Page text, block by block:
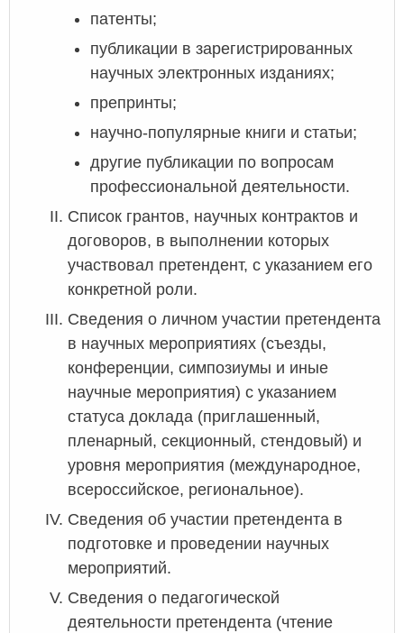
патенты;
публикации в зарегистрированных
научных электронных изданиях;
препринты;
научно-популярные книги и статьи;
другие публикации по вопросам
профессиональной деятельности.
Список грантов, научных контрактов и
договоров, в выполнении которых
участвовал претендент, с указанием его
конкретной роли.
Сведения о личном участии претендента
в научных мероприятиях (съезды,
конференции, симпозиумы и иные
научные мероприятия) с указанием
статуса доклада (приглашенный,
пленарный, секционный, стендовый) и
уровня мероприятия (международное,
всероссийское, региональное).
Сведения об участии претендента в
подготовке и проведении научных
мероприятий.
Сведения о педагогической
деятельности претендента (чтение